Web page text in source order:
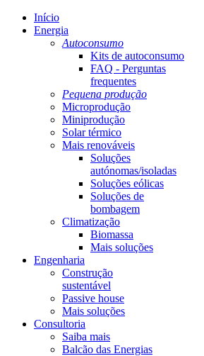
Início
Energia
Autoconsumo
Kits de autoconsumo
FAQ - Perguntas
frequentes
Pequena produção
Microprodução
Miniprodução
Solar térmico
Mais renováveis
Soluções
autónomas/isoladas
Soluções eólicas
Soluções de
bombagem
Climatização
Biomassa
Mais soluções
Engenharia
Construção
sustentável
Passive house
Mais soluções
Consultoria
Saiba mais
Balcão das Energias